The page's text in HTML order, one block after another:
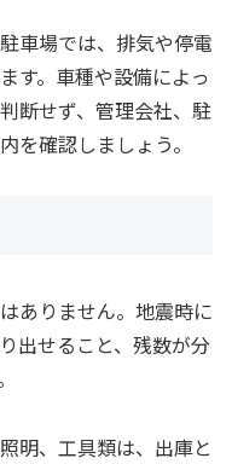
車場では、排気や停電
す。車種や設備によっ
断せず、管理会社、駐
を確認しましょう。
ありません。地震時に
出せること、残数が分
明、工具類は、出庫と